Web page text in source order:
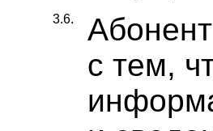
3.6.
с тем,